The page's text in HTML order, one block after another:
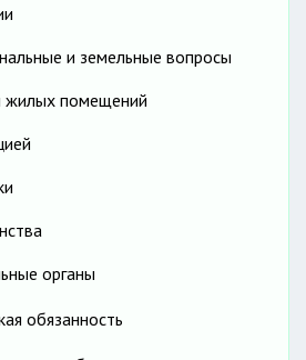
и земельные вопросы
жилых помещений
органы
обязанность